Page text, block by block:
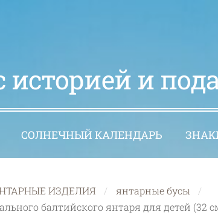
историей и
СОЛНЕЧНЫЙ КАЛЕНДАРЬ
ИЗДЕЛИЯ
янтарные бусы
балтийского янтаря для детей (32